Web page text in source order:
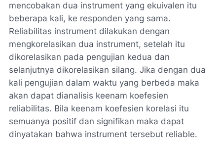
mencobakan dua instrument yang ekuivalen itu
beberapa kali, ke responden yang sama.
Reliabilitas instrument dilakukan dengan
mengkorelasikan dua instrument, setelah itu
dikorelasikan pada pengujian kedua dan
selanjutnya dikorelasikan silang. Jika dengan dua
kali pengujian dalam waktu yang berbeda maka
akan dapat dianalisis keenam koefesien
reliabilitas. Bila keenam koefesien korelasi itu
semuanya positif dan signifikan maka dapat
dinyatakan bahwa instrument tersebut reliable.